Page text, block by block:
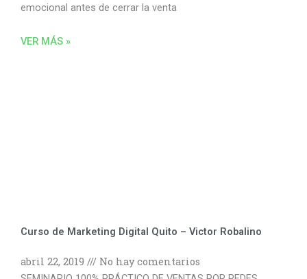
emocional antes de cerrar la venta
VER MÁS »
Curso de Marketing Digital Quito – Victor Robalino
abril 22, 2019 No hay comentarios